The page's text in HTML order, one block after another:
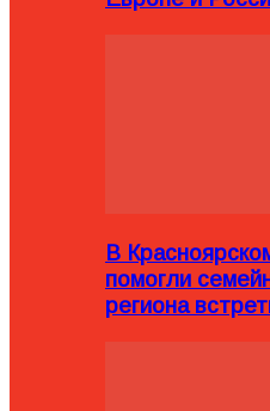
В
помогли
региона